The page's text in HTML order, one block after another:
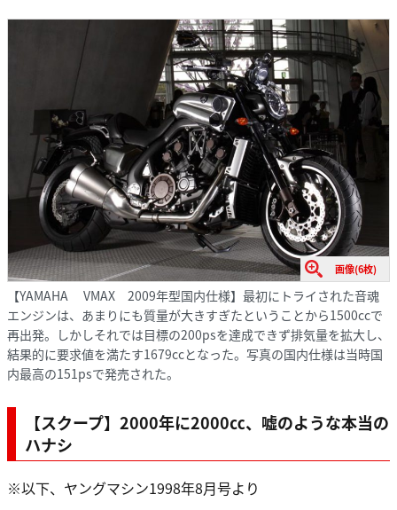
画像(6枚)
【YAMAHA VMAX 2009年型国内仕様】最初にトライされた音魂
エンジンは、あまりにも質量が大きすぎたということから1500ccで
再出発。しかしそれでは目標の200psを達成できず排気量を拡大し、
結果的に要求値を満たす1679ccとなった。写真の国内仕様は当時国
内最高の151psで発売された。
【スクープ】2000年に2000㏄、嘘のような本当の
ハナシ
※以下、ヤングマシン1998年8月号より